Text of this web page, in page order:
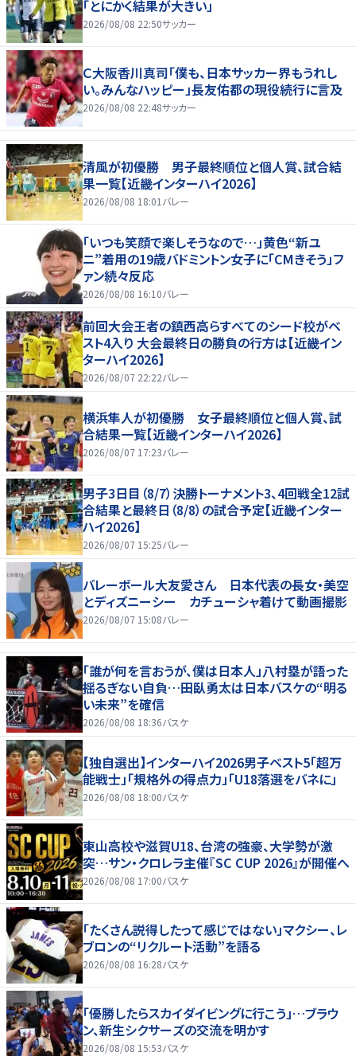
「とにかく結果が大きい」
2026/08/08 22:50サッカー
Ｃ大阪香川真司「僕も、日本サッカー界もうれし
い。みんなハッピー」長友佑都の現役続行に言及
2026/08/08 22:48サッカー
清風が初優勝 男子最終順位と個人賞、試合結
果一覧【近畿インターハイ2026】
2026/08/08 18:01 バレー
「いつも笑顔で楽しそうなので…」黄色“新ユ
ニ”着用の19歳バドミントン女子に「CMきそう」フ
ァン続々反応
2026/08/08 16:10バレー
前回大会王者の鎮西高らすべてのシード校がベ
スト4入り 大会最終日の勝負の行方は【近畿イン
ターハイ2026】
2026/08/07 22:22バレー
横浜隼人が初優勝 女子最終順位と個人賞、試
合結果一覧【近畿インターハイ2026】
2026/08/07 17:23バレー
男子3日目（8/7）決勝トーナメント3、4回戦全12試
合結果と最終日（8/8）の試合予定【近畿インター
ハイ2026】
2026/08/07 15:25バレー
バレーボール大友愛さん 日本代表の長女・美空
とディズニーシー カチューシャ着けて動画撮影
2026/08/07 15:08バレー
「誰が何を言おうが、僕は日本人」八村塁が語った
揺るぎない自負…田臥勇太は日本バスケの“明る
い未来”を確信
2026/08/08 18:36バスケ
【独自選出】インターハイ2026男子ベスト5「超万
能戦士」「規格外の得点力」「U18落選をバネに」
2026/08/08 18:00バスケ
東山高校や滋賀U18、台湾の強豪、大学勢が激
突…サン・クロレラ主催『SC CUP 2026』が開催へ
2026/08/08 17:00バスケ
「たくさん説得したって感じではない」マクシー、レ
ブロンの“リクルート活動”を語る
2026/08/08 16:28バスケ
「優勝したらスカイダイビングに行こう」…ブラウ
ン、新生シクサーズの交流を明かす
2026/08/08 15:53バスケ